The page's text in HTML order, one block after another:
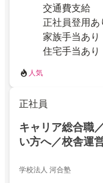
交通費支給
正社員登用あ
家族手当あり
住宅手当あり
人気
正社員
キャリア総合職
い方へ／校舎運
学校法人 河合塾